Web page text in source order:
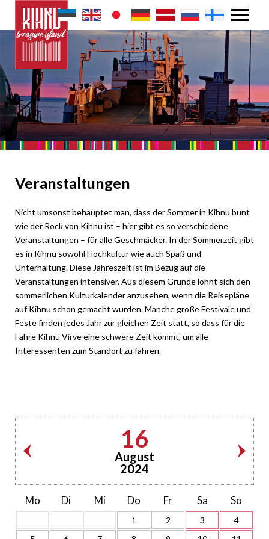
Veranstaltungen
Nicht umsonst behauptet man, dass der Sommer in Kihnu bunt
wie der Rock von Kihnu ist – hier gibt es so verschiedene
Veranstaltungen – für alle Geschmäcker. In der Sommerzeit gibt
es in Kihnu sowohl Hochkultur wie auch Spaß und
Unterhaltung. Diese Jahreszeit ist im Bezug auf die
Veranstaltungen intensiver. Aus diesem Grunde lohnt sich den
sommerlichen Kulturkalender anzusehen, wenn die Reisepläne
auf Kihnu schon gemacht wurden. Manche große Festivale und
Feste finden jedes Jahr zur gleichen Zeit statt, so dass für die
Fähre Kihnu Virve eine schwere Zeit kommt, um alle
Interessenten zum Standort zu fahren.
16
August
2024
Mo Di Mi Do Fr Sa So
1 2 3
4